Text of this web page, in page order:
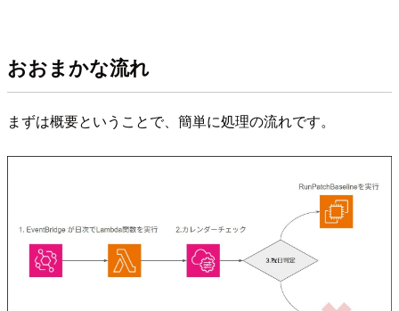
おおまかな流れ
まずは概要ということで、簡単に処理の流れです。